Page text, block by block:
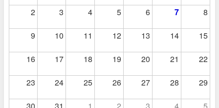
2 3 4 5 6 7 8
9 10 11 12 13 14 15
16 17 18 19 20 21 22
23 24 25 26 27 28 29
30 31 1 2 3 4 5